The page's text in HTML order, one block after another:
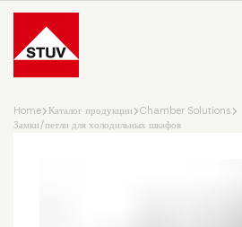
Go To the Homepage
Home Каталог продукции
Chamber Solutions
Замки/петли для холодильных шкафов